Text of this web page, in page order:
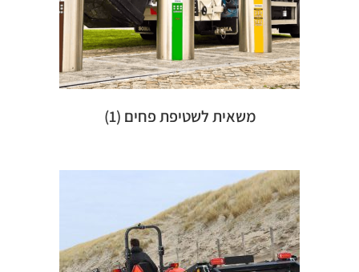
משאית לשטיפת פחים (1)